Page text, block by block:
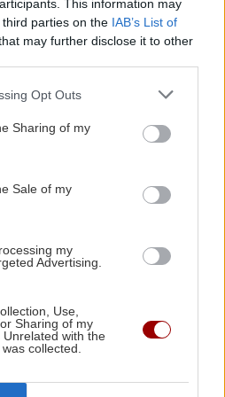
This information may
parties on the IAB’s List of
may further disclose it to other
Opt Outs
Sharing of my
Sale of my
my
Advertising.
Use,
Sharing of my
with the
collected.
Σωτήρη Τσαφούλια
τηλεόραση
21:55
Η αναπαράσταση του
στην Κοζάνη
21:46
ξυλοδαρμός 51χρονου
Πάρο: Πνίγηκε 4χρονο
- Προσήχθησαν
και γονείς